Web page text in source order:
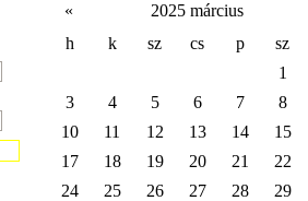
«
2025 március
h
k sz cs p
sz
1
3
4 5 6 7
8
10
11 12 13 14
15
17
18 19 20 21
22
24
25 26 27 28
29